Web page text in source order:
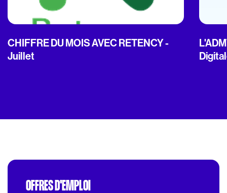
CHIFFRE DU MOIS AVEC RETENCY -
Juillet
OFFRES D'EMPLOI